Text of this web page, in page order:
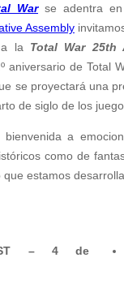
Warse adentra en
Assembly
la Total War 25th
aniversario de Total
se proyectará una
de siglo de los
a
como de
estamos
– 4 de